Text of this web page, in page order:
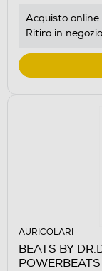
Acquisto online:
Ritiro in
AURICOLARI
BEATS BY